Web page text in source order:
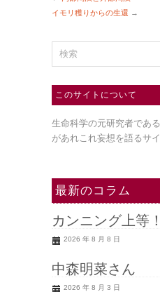
イモリ穫りからの生還 →
このサイトについて
生命科学の元研究者であ
があれこれ妄想を語るサイ
最新のコラム
カンニング上等！
2026 年 8 月 8 日
中森明菜さん
2026 年 8 月 3 日